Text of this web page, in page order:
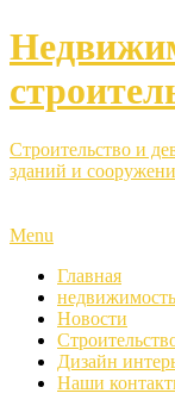
Строительство и
зданий и
Menu
Главная
недвижимость
Новости
Дизайн
Наши